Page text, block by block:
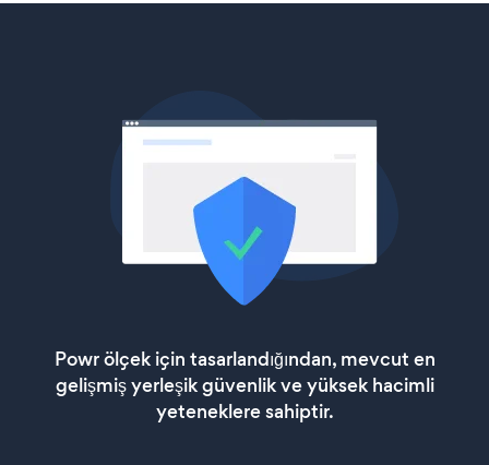
Powr ölçek için tasarlandığından, mevcut en
gelişmiş yerleşik güvenlik ve yüksek hacimli
yeteneklere sahiptir.